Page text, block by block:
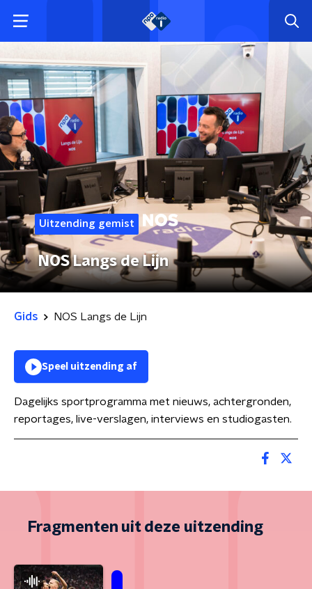
Uitzending gemist
NOS Langs de Lijn
Gids NOS Langs de Lijn
Speel uitzending af
Dagelijks sportprogramma met nieuws, achtergronden,
reportages, live-verslagen, interviews en studiogasten.
Fragmenten uit deze uitzending